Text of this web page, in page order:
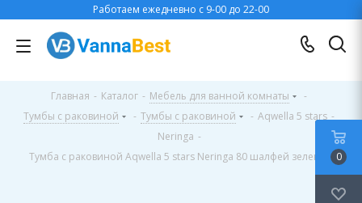
Работаем ежедневно с 9-00 до 22-00
Главная - Каталог - Мебель для ванной комнаты
-
Тумбы с раковиной
- Тумбы с раковиной - Aqwella 5 stars -
Neringa -
Тумба с раковиной Aqwella 5 stars Neringa 80 шалфей зеленый 0